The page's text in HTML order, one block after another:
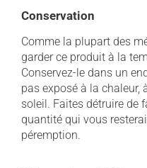
Conservation
Comme la plupart des
garder ce produit à la
Conservez-le dans un
pas exposé à la chaleur,
soleil. Faites détruire de
quantité qui vous
péremption.